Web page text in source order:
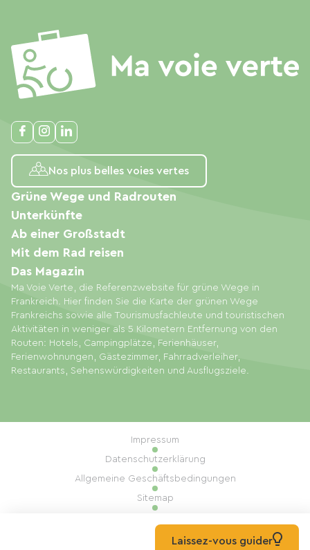
Nos plus belles voies vertes
Ma Voie Verte, die Referenzwebsite für grüne Wege in
Frankreich. Hier finden Sie die Karte der grünen Wege
Frankreichs sowie alle Tourismusfachleute und touristischen
Aktivitäten in weniger als 5 Kilometern Entfernung von den
Routen: Hotels, Campingplätze, Ferienhäuser,
Ferienwohnungen, Gästezimmer, Fahrradverleiher,
Restaurants, Sehenswürdigkeiten und Ausflugsziele.
Grüne Wege und Radrouten
Unterkünfte
Ab einer Großstadt
Mit dem Rad reisen
Das Magazin
Impressum
Datenschutzerklärung
Allgemeine Geschäftsbedingungen
Sitemap
Umsetzung: Mill, PrivasLaissez-vous guider